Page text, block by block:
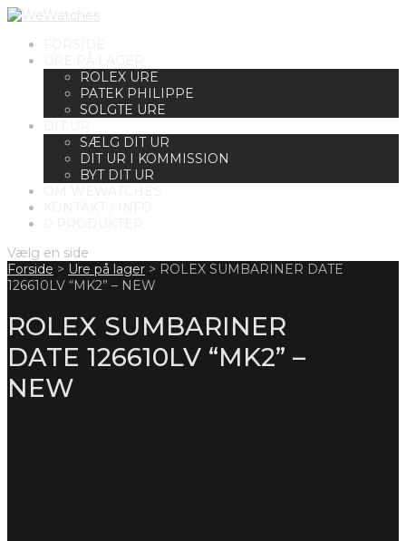
ROLEX URE
PATEK PHILIPPE
SOLGTE URE
SÆLG DIT UR
DIT UR I KOMMISSION
BYT DIT UR
Vælg en side
Forside > Ure på lager > ROLEX SUMBARINER DATE
126610LV “MK2” – NEW
ROLEX SUMBARINER
DATE 126610LV “MK2” –
NEW